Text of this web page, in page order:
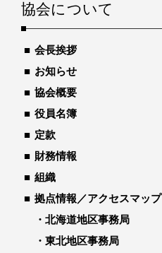
協会について
会長挨拶
お知らせ
協会概要
役員名簿
定款
財務情報
組織
拠点情報／アクセスマップ
北海道地区事務局
東北地区事務局